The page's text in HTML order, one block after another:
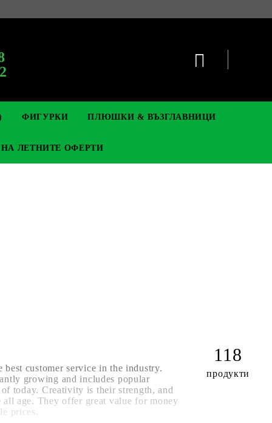
ФИГУРКИ ПЛЮШКИ & ВЪЗГЛАВНИЦИ
ЛЕТНИТЕ ОФЕРТИ
customer service in the industry.
growing and includes popular
today. Creativity is their strength, and
age. They offer great value for money
prices.
118
продукти